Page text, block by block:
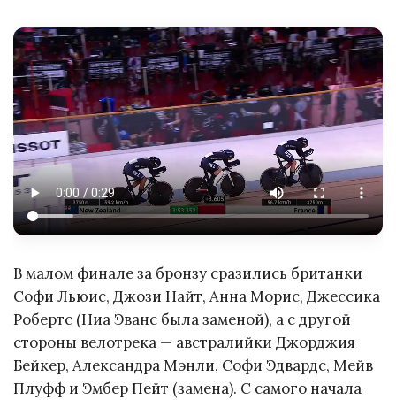
В малом финале за бронзу сразились британки
Софи Льюис, Джози Найт, Анна Морис, Джессика
Робертс (Ниа Эванс была заменой), а с другой
стороны велотрека — австралийки Джорджия
Бейкер, Александра Мэнли, Софи Эдвардс, Мейв
Плуфф и Эмбер Пейт (замена). С самого начала